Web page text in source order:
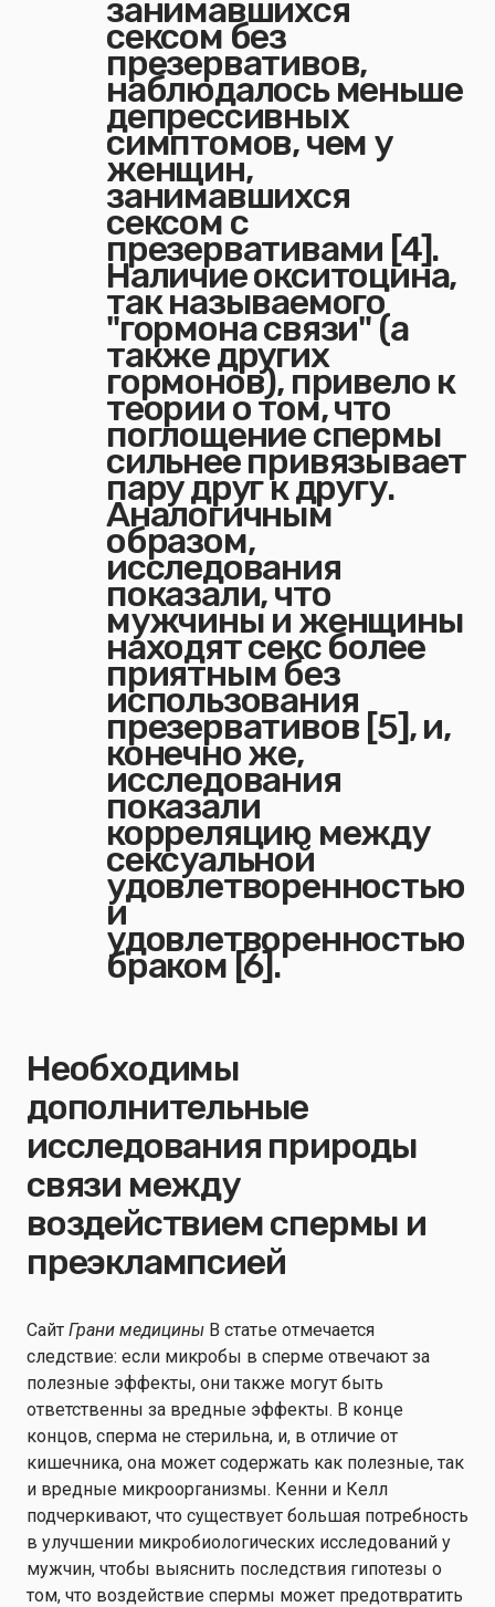
занимавшихся
сексом без
презервативов,
наблюдалось меньше
депрессивных
симптомов, чем у
женщин,
занимавшихся
сексом с
презервативами [4].
Наличие окситоцина,
так называемого
"гормона связи" (а
также других
гормонов), привело к
теории о том, что
поглощение спермы
сильнее привязывает
пару друг к другу.
Аналогичным
образом,
исследования
показали, что
мужчины и женщины
находят секс более
приятным без
использования
презервативов [5], и,
конечно же,
исследования
показали
корреляцию между
сексуальной
удовлетворенностью
и
удовлетворенностью
браком [6].
Необходимы
дополнительные
исследования природы
связи между
воздействием спермы и
преэклампсией
Сайт Грани медицины В статье отмечается
следствие: если микробы в сперме отвечают за
полезные эффекты, они также могут быть
ответственны за вредные эффекты. В конце
концов, сперма не стерильна, и, в отличие от
кишечника, она может содержать как полезные, так
и вредные микроорганизмы. Кенни и Келл
подчеркивают, что существует большая потребность
в улучшении микробиологических исследований у
мужчин, чтобы выяснить последствия гипотезы о
том, что воздействие спермы может предотвратить